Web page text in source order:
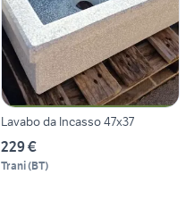
Lavabo da Incasso 47x37
229 €
Trani(BT)